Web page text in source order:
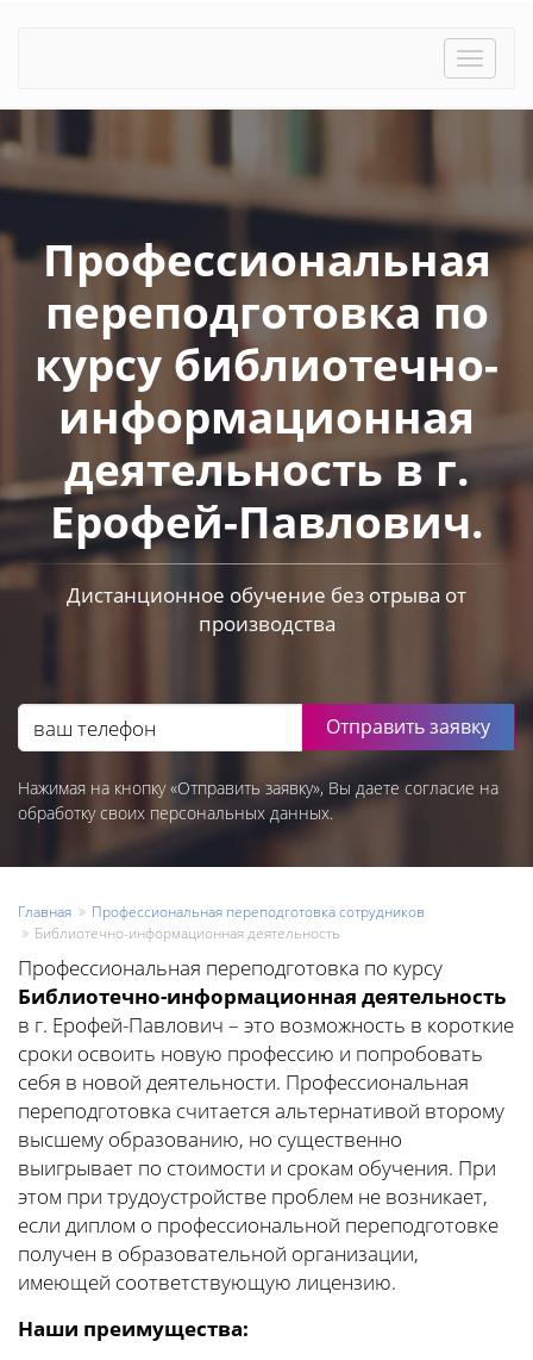
Toggle
Профессиональная
переподготовка по
курсу библиотечно-
информационная
деятельность в г.
Ерофей-Павлович.
Дистанционное обучение без отрыва от
производства
Отправить заявку
Нажимая на кнопку «Отправить заявку», Вы даете согласие на
обработку своих персональных данных.
Главная
Профессиональная переподготовка сотрудников
Библиотечно-информационная деятельность
Профессиональная переподготовка по курсу
Библиотечно-информационная деятельность
в г. Ерофей-Павлович – это возможность в короткие
сроки освоить новую профессию и попробовать
себя в новой деятельности. Профессиональная
переподготовка считается альтернативой второму
высшему образованию, но существенно
выигрывает по стоимости и срокам обучения. При
этом при трудоустройстве проблем не возникает,
если диплом о профессиональной переподготовке
получен в образовательной организации,
имеющей соответствующую лицензию.
Наши преимущества: